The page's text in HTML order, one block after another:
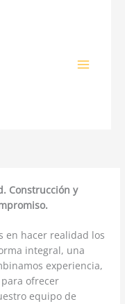
Construcción y
en hacer realidad los
integral, una
experiencia,
ofrecer
equipo de